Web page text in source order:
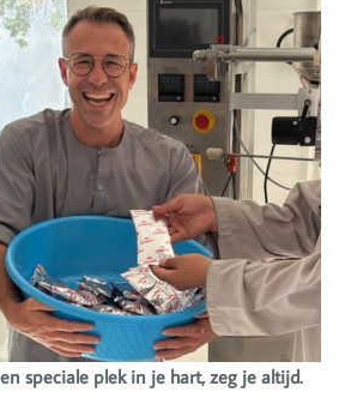
speciale plek in je hart, zeg je altijd.